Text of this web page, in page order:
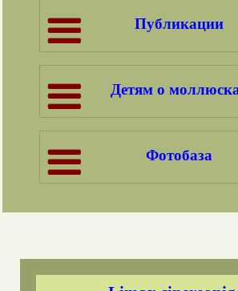
Публикации
Детям о
Фотобаза
Pomatias elegans
На что обращать
определяя
Limax